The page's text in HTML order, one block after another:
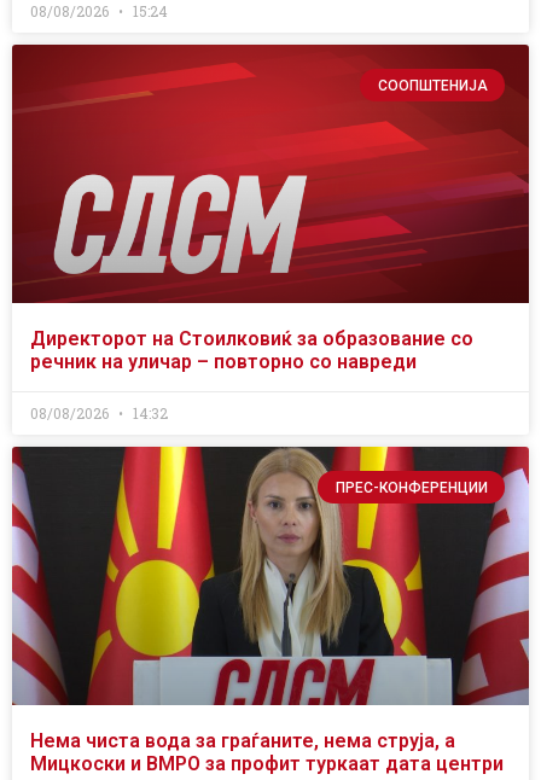
08/08/2026 15:24
СООПШТЕНИЈА
Директорот на Стоилковиќ за образование со
речник на уличар – повторно со навреди
08/08/2026 14:32
ПРЕС-КОНФЕРЕНЦИИ
Нема чиста вода за граѓаните, нема струја, а
Мицкоски и ВМРО за профит туркаат дата центри